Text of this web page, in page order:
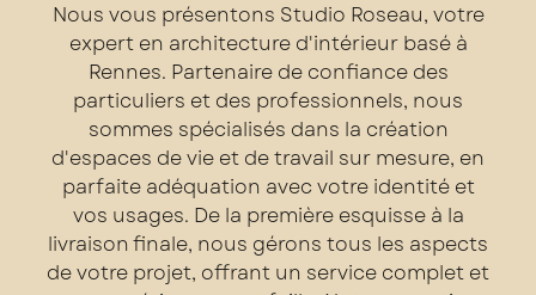
Nous vous présentons Studio Roseau, votre
expert en architecture d'intérieur basé à
Rennes. Partenaire de confiance des
particuliers et des professionnels, nous
sommes spécialisés dans la création
d'espaces de vie et de travail sur mesure, en
parfaite adéquation avec votre identité et
vos usages. De la première esquisse à la
livraison finale, nous gérons tous les aspects
de votre projet, offrant un service complet et